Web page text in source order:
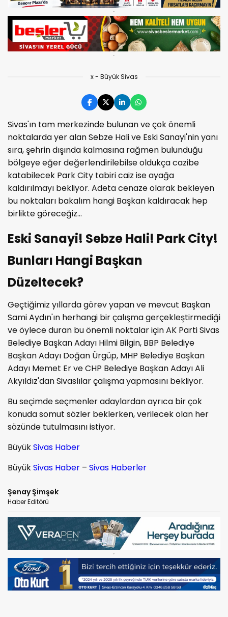
x - Büyük Sivas
Sivas'ın tam merkezinde bulunan ve çok önemli
noktalarda yer alan Sebze Hali ve Eski Sanayi'nin yanı
sıra, şehrin dışında kalmasına rağmen bulunduğu
bölgeye eğer değerlendirilebilse oldukça cazibe
katabilecek Park City tabiri caiz ise ayağa
kaldırılmayı bekliyor. Adeta cenaze olarak bekleyen
bu noktaları bakalım hangi Başkan kaldıracak hep
birlikte göreceğiz...
Eski Sanayi! Sebze Hali! Park City!
Bunları Hangi Başkan
Düzeltecek?
Geçtiğimiz yıllarda görev yapan ve mevcut Başkan
Sami Aydın'ın herhangi bir çalışma gerçekleştirmediği
ve öylece duran bu önemli noktalar için AK Parti Sivas
Belediye Başkan Adayı Hilmi Bilgin, BBP Belediye
Başkan Adayı Doğan Ürgüp, MHP Belediye Başkan
Adayı Memet Er ve CHP Belediye Başkan Adayı Ali
Akyıldız'dan Sivaslılar çalışma yapmasını bekliyor.
Bu seçimde seçmenler adaylardan ayrıca bir çok
konuda somut sözler beklerken, verilecek olan her
sözünde tutulmasını istiyor.
BüyükSivas Haber
BüyükSivas Haber – Sivas Haberler
Şenay Şimşek
Haber Editörü